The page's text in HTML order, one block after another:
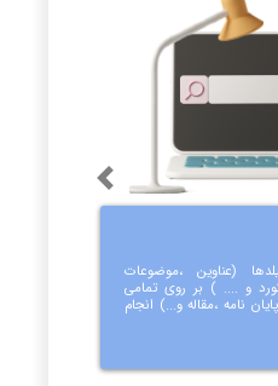
(عناوین ،موضوعات
و .... ) بر روی تمامی
نامه ،مقاله و...) انجام
Previous